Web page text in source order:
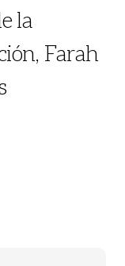
la
Farah